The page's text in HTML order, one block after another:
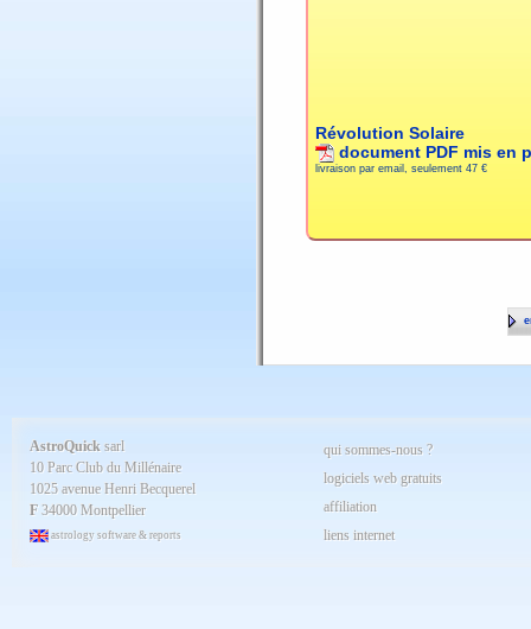
Révolution Solaire
document PDF mis en
livraison par email, seulement 47 €
AstroQuick sarl
10 Parc Club du Millénaire
1025 avenue Henri Becquerel
F 34000 Montpellier
astrology software & reports
qui sommes-nous ?
logiciels web gratuits
affiliation
liens internet